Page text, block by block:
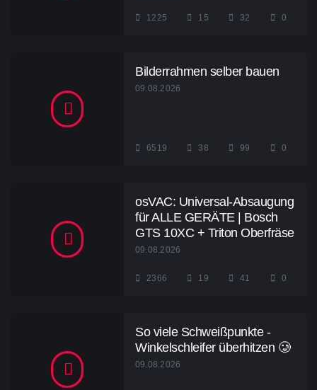
1225 15 32 0
Bilderrahmen selber bauen
09.08.2026
6519 38 99 0
osVAC: Universal-Absaugung
für ALLE GERÄTE | Bosch
GTS 10XC + Triton Oberfräse
09.08.2026
2366 19 41 0
So viele Schweißpunkte -
Winkelschleifer überhitzen 🥲
09.08.2026